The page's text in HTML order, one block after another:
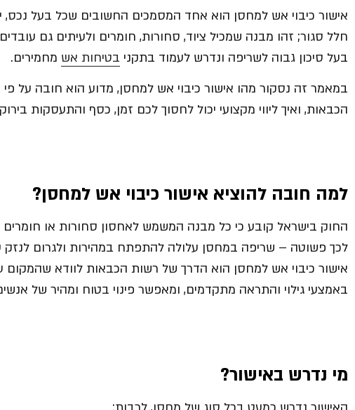
אישור כיבוי אש למחסן הוא אחד המסמכים החשובים שכל בעל נכס,
חלל סגור; זהו מבנה שמכיל ציוד, סחורות, חומרים ולעיתים גם
בעל סיכון גבוה לשריפה ונדרש לעמוד בתקני בטיחות אש מחמירים.
במאמר זה נסקור מהו אישור כיבוי אש למחסן, מדוע הוא חובה על
הכבאות, ואיך ליווי מקצועי יכול לחסוך לכם זמן, כסף והתעסקות
למה חובה להוציא אישור כיבוי אש למחסן?
החוק בישראל קובע כי כל מבנה המשמש לאחסון סחורות או
לכך פשוטה – שריפה במחסן עלולה להתפתח במהירות ולגרום לנזק
אישור כיבוי אש למחסן הוא הדרך של רשות הכבאות לוודא שהמקום
באמצעי גילוי והתראה מתקדמים, ומאפשר פינוי בטוח ומהיר של
מי נדרש באישור?